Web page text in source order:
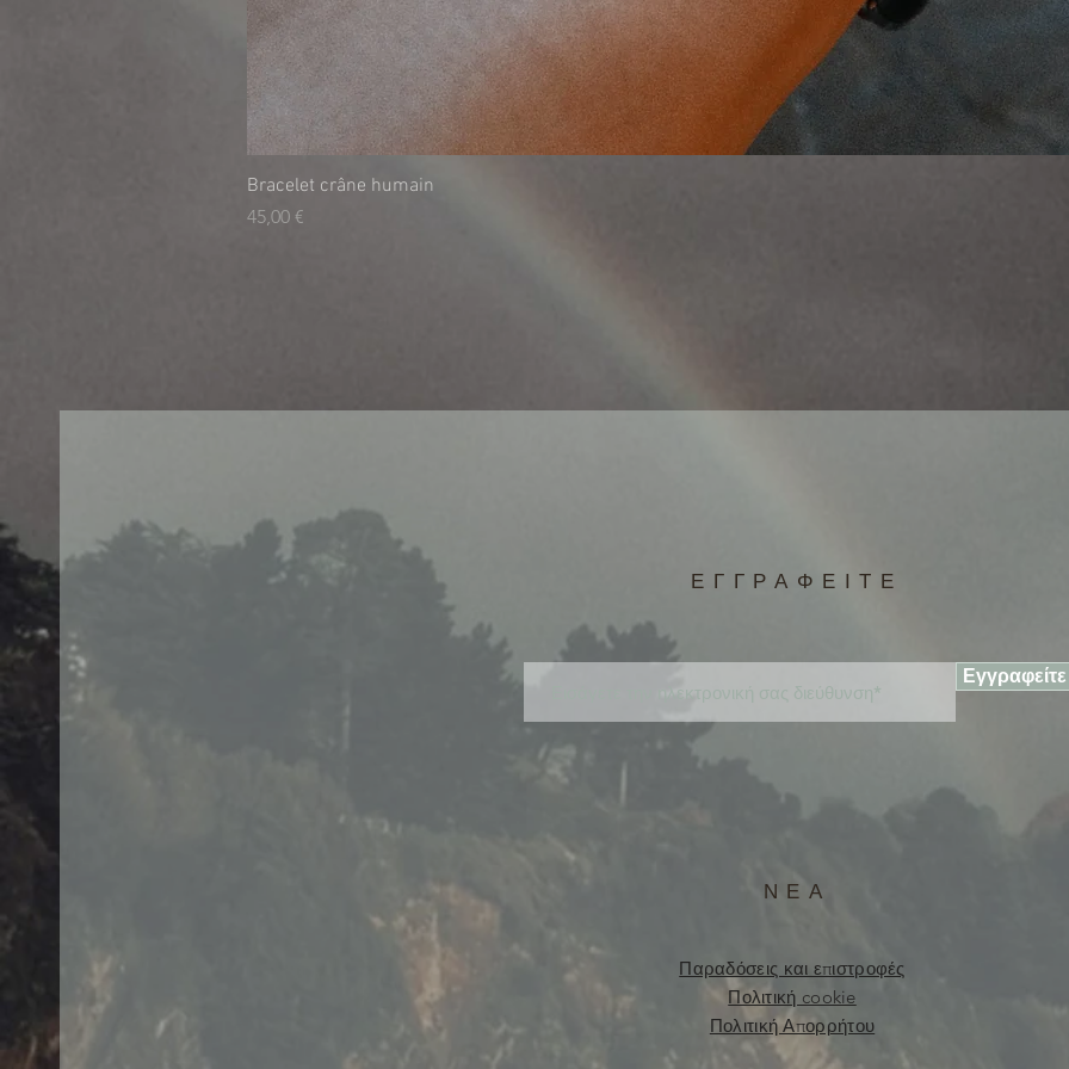
Bracelet crâne humain
Τιμή
45,00 €
ΕΓΓΡΑΦΕΙΤΕ
Εγγραφείτε
ΝΕΑ
Παραδόσεις και επιστροφές
Πολιτική cookie
Πολιτική Απορρήτου